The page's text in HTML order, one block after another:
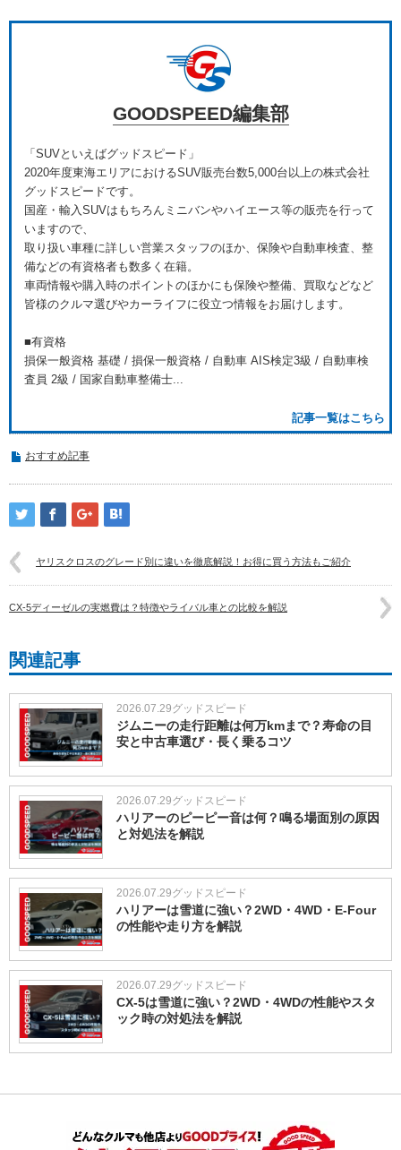
GOODSPEED編集部
「SUVといえばグッドスピード」
2020年度東海エリアにおけるSUV販売台数5,000台以上の株式会社
グッドスピードです。
国産・輸入SUVはもちろんミニバンやハイエース等の販売を行って
いますので、
取り扱い車種に詳しい営業スタッフのほか、保険や自動車検査、整
備などの有資格者も数多く在籍。
車両情報や購入時のポイントのほかにも保険や整備、買取などなど
皆様のクルマ選びやカーライフに役立つ情報をお届けします。
■有資格
損保一般資格 基礎 / 損保一般資格 / 自動車 AIS検定3級 / 自動車検
査員 2級 / 国家自動車整備士...
記事一覧はこちら
おすすめ記事
ヤリスクロスのグレード別に違いを徹底解説！お得に買う方法もご紹介
CX-5ディーゼルの実燃費は？特徴やライバル車との比較を解説
関連記事
2026.07.29グッドスピード
ジムニーの走行距離は何万kmまで？寿命の目
安と中古車選び・長く乗るコツ
2026.07.29グッドスピード
ハリアーのピーピー音は何？鳴る場面別の原因
と対処法を解説
2026.07.29グッドスピード
ハリアーは雪道に強い？2WD・4WD・E-Four
の性能や走り方を解説
2026.07.29グッドスピード
CX-5は雪道に強い？2WD・4WDの性能やスタ
ック時の対処法を解説